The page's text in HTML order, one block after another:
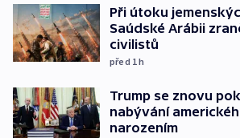
Při útoku
Saúdské Arábii
civilistů
před 1h
Trump se znovu
nabývání
narozením